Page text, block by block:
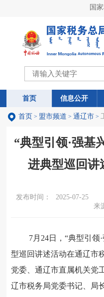
国
首页 信息公开
首页 信息公开
首页 > 盟市频道 > 通辽市>
“典型引领·强基
进典型巡回讲
发布时间：
2025-07-25
来
7月24日，“典型引领
型巡回讲述活动在通辽市
党委、通辽市直属机关党
辽市税务局党委书记、局